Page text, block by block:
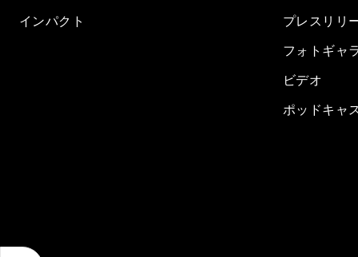
インパクト
プレスリリ
フォトギャ
ビデオ
ポッドキャ